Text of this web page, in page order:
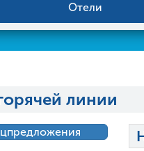
Отели
линии